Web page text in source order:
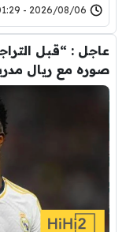
2026/08/06 - 01:29
عاجل : “قبل
صوره مع ريال